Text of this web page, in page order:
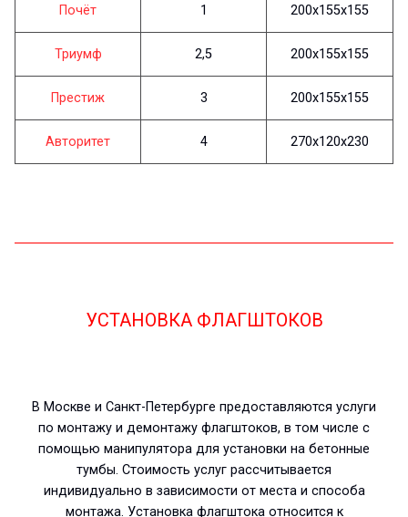
Почёт 1 200х155х155
Триумф 2,5 200х155х155
Престиж 3 200х155х155
Авторитет 4 270х120х230
УСТАНОВКА ФЛАГШТОКОВ
В Москве и Санкт-Петербурге предоставляются услуги
по монтажу и демонтажу флагштоков, в том числе с
помощью манипулятора для установки на бетонные
тумбы. Стоимость услуг рассчитывается
индивидуально в зависимости от места и способа
монтажа. Установка флагштока относится к